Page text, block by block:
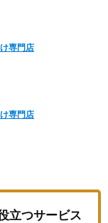
専門店
専門店
立つサービス